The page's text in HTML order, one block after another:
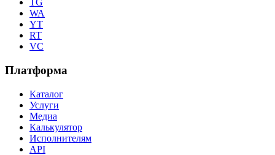
TG
WA
YT
RT
VC
Платформа
Каталог
Услуги
Медиа
Калькулятор
Исполнителям
API